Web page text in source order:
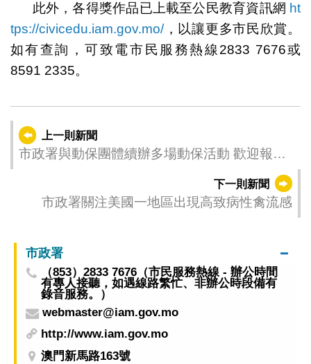
此外，各得獎作品已上載至公民教育資訊網 ht
tps://civicedu.iam.gov.mo/，以讓更多市民欣賞。
如有查詢，可致電市民服務熱線2833 7676或
8591 2335。
上一則新聞
市政署與動保團體續辦多場動保活動 歡迎報名
下一則新聞
市政署關注美國一地區出現高致病性禽流感
市政署
（853）2833 7676（市民服務熱線 - 辦公時間
有專人接聽，如遇線路繁忙、非辦公時段備有
錄音服務。）
webmaster@iam.gov.mo
http://www.iam.gov.mo
澳門新馬路163號